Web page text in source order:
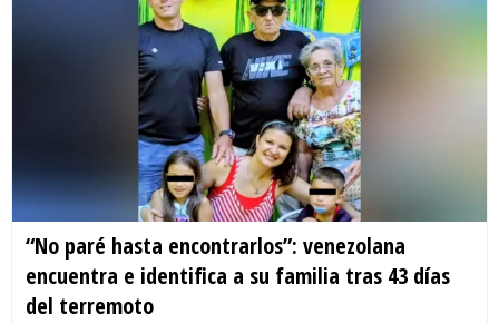
“No paré hasta encontrarlos”: venezolana
encuentra e identifica a su familia tras 43 días
del terremoto